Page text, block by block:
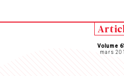
Volume
mars